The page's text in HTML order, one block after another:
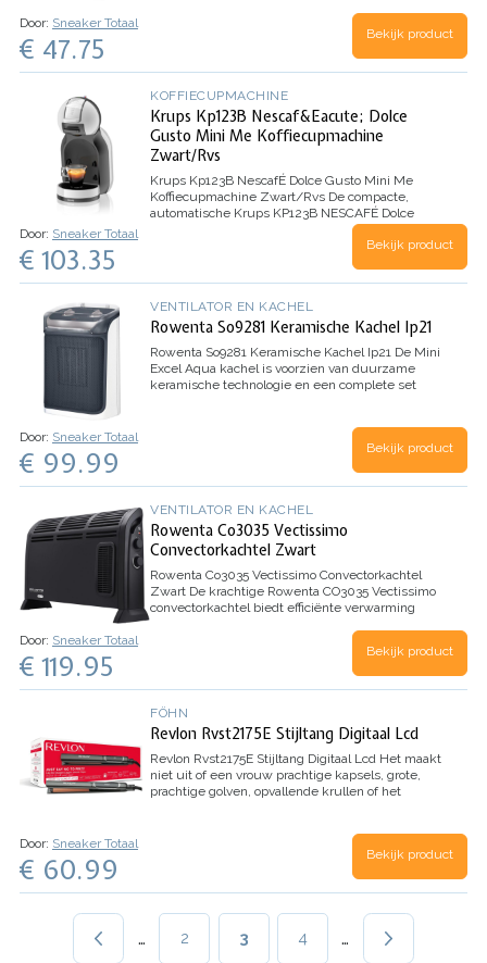
ruimtes. Hij heeft 2 warmtestanden en 2
oscillatiestanden voor een groot bereik. De
Door: Sneaker Totaal
€ 47.75 Bekijk product
KOFFIECUPMACHINE
Krups Kp123B Nescaf&Eacute; Dolce
Gusto Mini Me Koffiecupmachine
Zwart/Rvs
Krups Kp123B NescafÉ Dolce Gusto Mini Me
Koffiecupmachine Zwart/Rvs De compacte,
automatische Krups KP123B NESCAFÉ Dolce
Gusto Mini Me koffiecupmachine heeft een
modern design dat perfect bij jouw unieke stijl
past. KOFFIE VAN PROFESSIONELE KWALITEIT
Door: Sneaker Totaal
€ 103.35 Bekijk product
VENTILATOR EN KACHEL
Rowenta So9281 Keramische Kachel Ip21
Rowenta So9281 Keramische Kachel Ip21 De Mini
Excel Aqua kachel is voorzien van duurzame
keramische technologie en een complete set
Door: Sneaker Totaal
€ 99.99 Bekijk product
VENTILATOR EN KACHEL
Rowenta Co3035 Vectissimo
Convectorkachtel Zwart
Rowenta Co3035 Vectissimo Convectorkachtel
Zwart De krachtige Rowenta CO3035 Vectissimo
convectorkachtel biedt efficiënte verwarming
kachel verspreidt een hoeveelheid warme lucht
Door: Sneaker Totaal
€ 119.95 Bekijk product
FÖHN
Revlon Rvst2175E Stijltang Digitaal Lcd
Revlon Rvst2175E Stijltang Digitaal Lcd Het maakt
niet uit of een vrouw prachtige kapsels, grote,
prachtige golven, opvallende krullen of het
Door: Sneaker Totaal
€ 60.99 Bekijk product
… Page
2 Huidige
3 Page
4 …